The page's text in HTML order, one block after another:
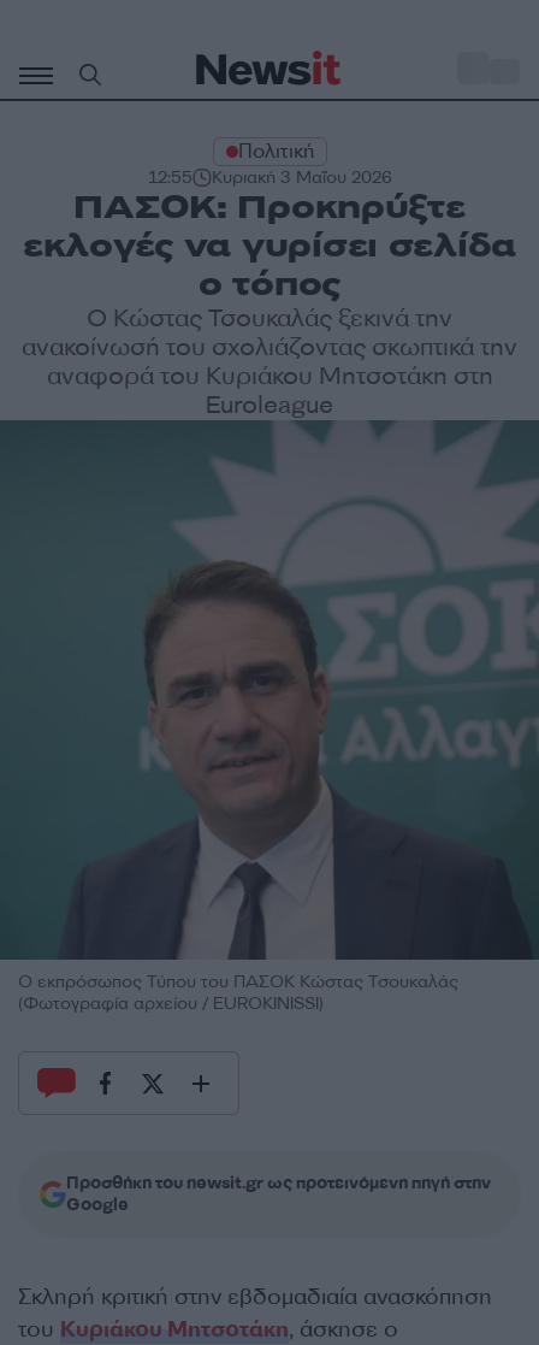
περιεχόμενο
Πολιτική
12:55 Κυριακή 3 Μαΐου 2026
ΠΑΣΟΚ: Προκηρύξτε
εκλογές να γυρίσει σελίδα
ο τόπος
Ο Κώστας Τσουκαλάς ξεκινά την
ανακοίνωσή του σχολιάζοντας σκωπτικά την
αναφορά του Κυριάκου Μητσοτάκη στη
Euroleague
Ο εκπρόσωπος Τύπου του ΠΑΣΟΚ Κώστας Τσουκαλάς
(Φωτογραφία αρχείου / EUROKINISSI)
Προσθήκη του newsit.gr ως προτεινόμενη πηγή στην
Google
Σκληρή κριτική στην εβδομαδιαία ανασκόπηση
του Κυριάκου Μητσοτάκη, άσκησε ο